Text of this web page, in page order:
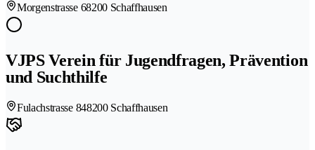
Morgenstrasse 68200 Schaffhausen
VJPS Verein für Jugendfragen, Prävention
und Suchthilfe
Fulachstrasse 848200 Schaffhausen